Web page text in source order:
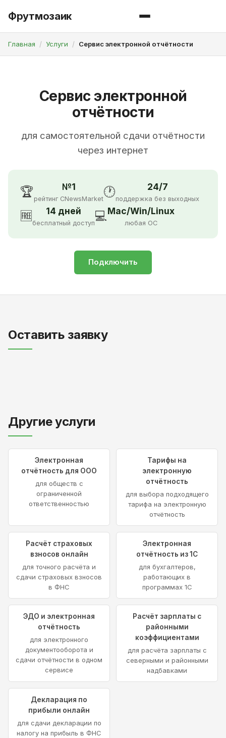
Фрутмозаик
Главная Услуги Сервис электронной отчётности
Сервис электронной
отчётности
для самостоятельной сдачи отчётности
через интернет
🏆 №1
рейтинг CNewsMarket🕐 24/7
поддержка без выходных
🆓 14 дней
бесплатный доступ💻Mac/Win/Linux
любая ОС
Подключить
Оставить заявку
Другие услуги
Электронная
отчётность для ООО
для обществ с
ограниченной
ответственностью
Тарифы на
электронную
отчётность
для выбора подходящего
тарифа на электронную
отчётность
Расчёт страховых
взносов онлайн
для точного расчёта и
сдачи страховых взносов
в ФНС
Электронная
отчётность из 1С
для бухгалтеров,
работающих в
программах 1С
ЭДО и электронная
отчётность
для электронного
документооборота и
сдачи отчётности в одном
сервисе
Расчёт зарплаты с
районными
коэффициентами
для расчёта зарплаты с
северными и районными
надбавками
Декларация по
прибыли онлайн
для сдачи декларации по
налогу на прибыль в ФНС